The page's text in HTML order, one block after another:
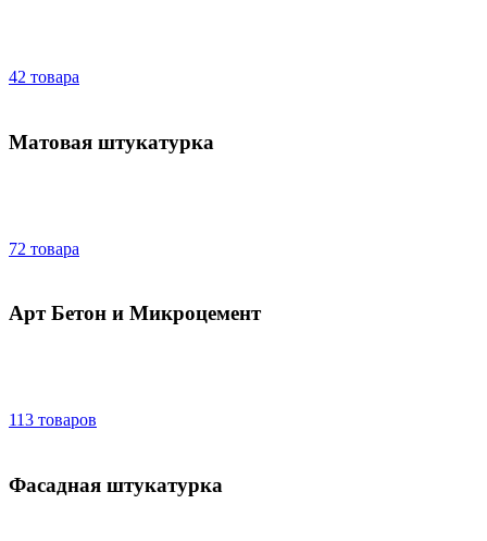
42 товара
Матовая штукатурка
72 товара
Арт Бетон и Микроцемент
113 товаров
Фасадная штукатурка